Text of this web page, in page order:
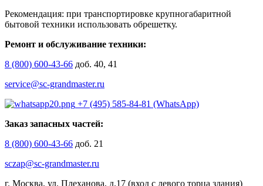
Рекомендация: при транспортировке крупногабаритной
бытовой техники использовать обрешетку.
Ремонт и обслуживание техники:
8 (800) 600-43-66 доб. 40, 41
service@sc-grandmaster.ru
+7 (495) 585-84-81 (WhatsApp)
Заказ запасных частей:
8 (800) 600-43-66 доб. 21
sczap@sc-grandmaster.ru
г. Москва, ул. Плеханова, д.17 (вход с левого торца здания)